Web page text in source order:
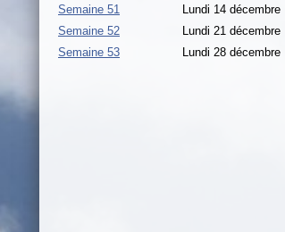
Semaine 51
Lundi 14 décembre
Semaine 52
Lundi 21 décembre
Semaine 53
Lundi 28 décembre